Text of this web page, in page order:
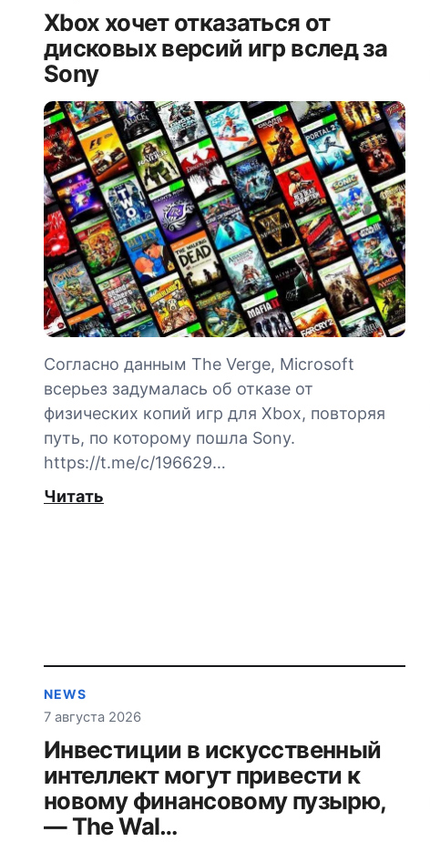
Xbox хочет отказаться от
дисковых версий игр вслед за
Sony
Согласно данным The Verge, Microsoft
всерьез задумалась об отказе от
физических копий игр для Xbox, повторяя
путь, по которому пошла Sony.
https://t.me/c/196629…
Читать
NEWS
Инвестиции в искусственный
интеллект могут привести к
новому финансовому пузырю,
— The Wal…
7 августа 2026